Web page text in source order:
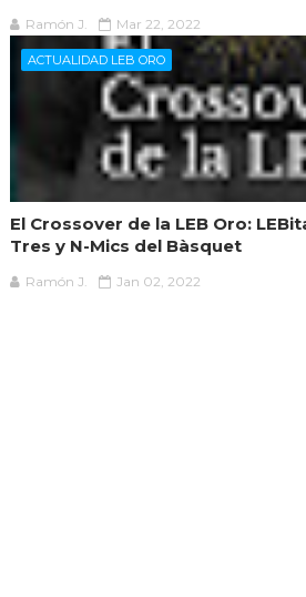
Ramón J. Mar 22, 2022
ACTUALIDAD LEB ORO
El Crossover de la LEB Oro:
Tres y N-Mics del Bàsquet
Ramón J. Jan 02, 2022